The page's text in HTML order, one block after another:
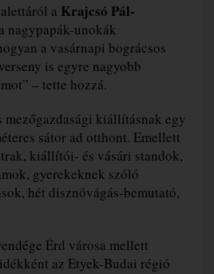
a Krajcsó Pál-
nagypapák-unokák
a vasárnapi bográcsos
is egyre nagyobb
– tette hozzá.
kiállításnak egy
sátor ad otthont. Emellett
kiállítói- és vásári standok,
gyerekeknek szóló
hét disznóvágás-bemutató,
Érd városa mellett
az Etyek-Budai régió